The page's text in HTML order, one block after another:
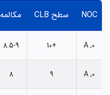
NOC سطح CLB مکالمه
0, A
+10
8.5-9
0, A
9
8